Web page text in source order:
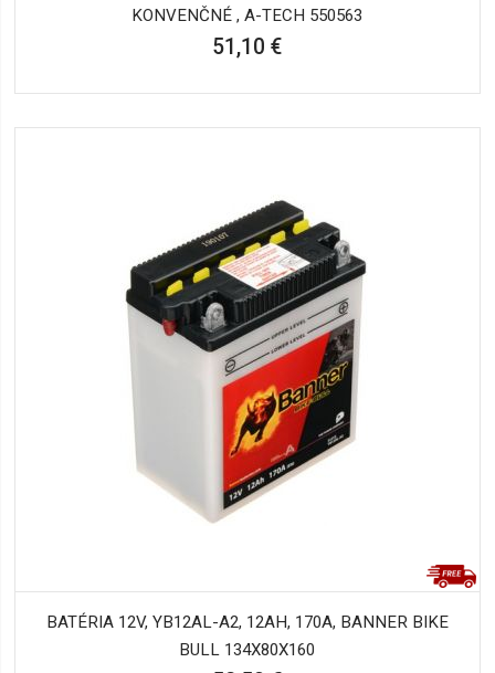
KONVENČNÉ , A-TECH 550563
51,10 €
BATÉRIA 12V, YB12AL-A2, 12AH, 170A, BANNER BIKE
BULL 134X80X160